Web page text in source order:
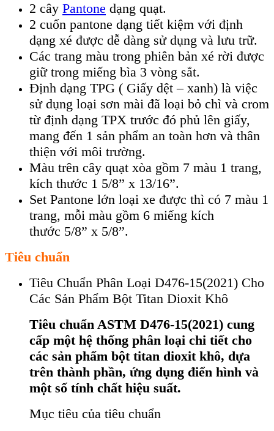
2 cây Pantone dạng quạt.
2 cuốn pantone dạng tiết kiệm với định
dạng xé được dễ dàng sử dụng và lưu trữ.
Các trang màu trong phiên bản xé rời được
giữ trong miếng bìa 3 vòng sắt.
Định dạng TPG ( Giấy dệt – xanh) là việc
sử dụng loại sơn mài đã loại bỏ chì và crom
từ định dạng TPX trước đó phủ lên giấy,
mang đến 1 sản phẩm an toàn hơn và thân
thiện với môi trường.
Màu trên cây quạt xòa gồm 7 màu 1 trang,
kích thước 1 5/8” x 13/16”.
Set Pantone lớn loại xe được thì có 7 màu 1
trang, mỗi màu gồm 6 miếng kích
thước 5/8” x 5/8”.
Tiêu chuẩn
Tiêu Chuẩn Phân Loại D476-15(2021) Cho
Các Sản Phẩm Bột Titan Dioxit Khô
Tiêu chuẩn ASTM D476-15(2021) cung
cấp một hệ thống phân loại chi tiết cho
các sản phẩm bột titan dioxit khô, dựa
trên thành phần, ứng dụng điển hình và
một số tính chất hiệu suất.
Mục tiêu của tiêu chuẩn